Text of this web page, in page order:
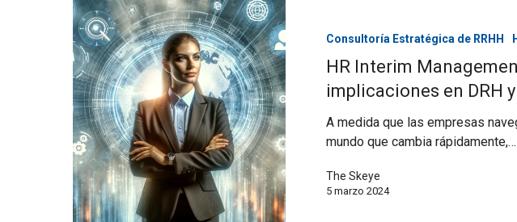
Consultoría Estratégica de RRHH
HR Interim
implicaciones en DRH y
A medida que las empresas
mundo que cambia rápidamente,…
The Skeye
5 marzo 2024